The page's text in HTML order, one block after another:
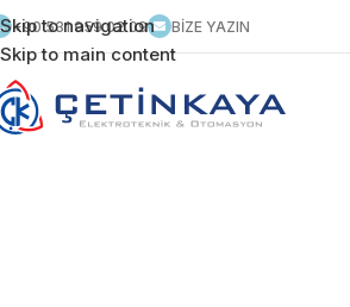
Skip to navigation
Skip to main content
+90 531 959 02 09 BİZE YAZIN